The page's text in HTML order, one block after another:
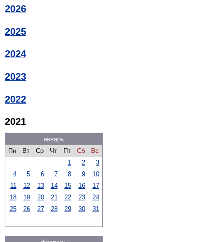
2026
2025
2024
2023
2022
2021
январь
Пн
Вт Ср Чт Пт Сб
Вс
1
2
3
4
5 6 7 8 9
10
11
12 13 14 15 16
17
18
19 20 21 22 23
24
25
26 27 28 29 30 31